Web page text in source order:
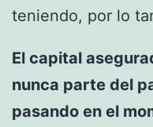
teniendo, por lo
El capital
nunca parte del
pasando en el